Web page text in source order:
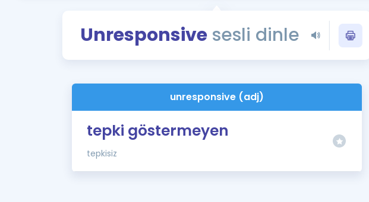
Blog
YDS - YÖKDİL Tüm
İngilizce Gramer
Unresponsivesesli dinle
unresponsive (adj)
tepki göstermeyen
tepkisiz